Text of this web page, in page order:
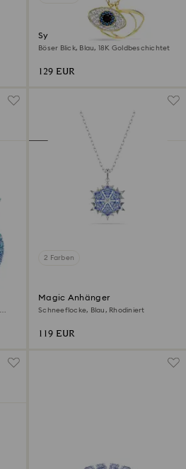
Symbolica Anhänger
Böser Blick, Blau, 18K Goldbeschichtet
129 EUR
2 Farben
Magic Anhänger
Schneeflocke, Blau, Rhodiniert
119 EUR